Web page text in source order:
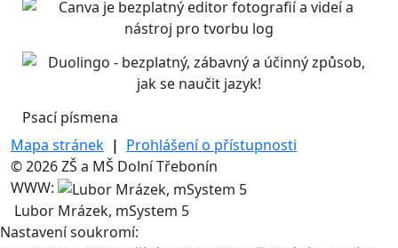
Psací písmena
Mapa stránek | Prohlášení o přístupnosti
© 2026 ZŠ a MŠ Dolní Třebonín
WWW:
Lubor Mrázek, mSystem 5
Nastavení soukromí: